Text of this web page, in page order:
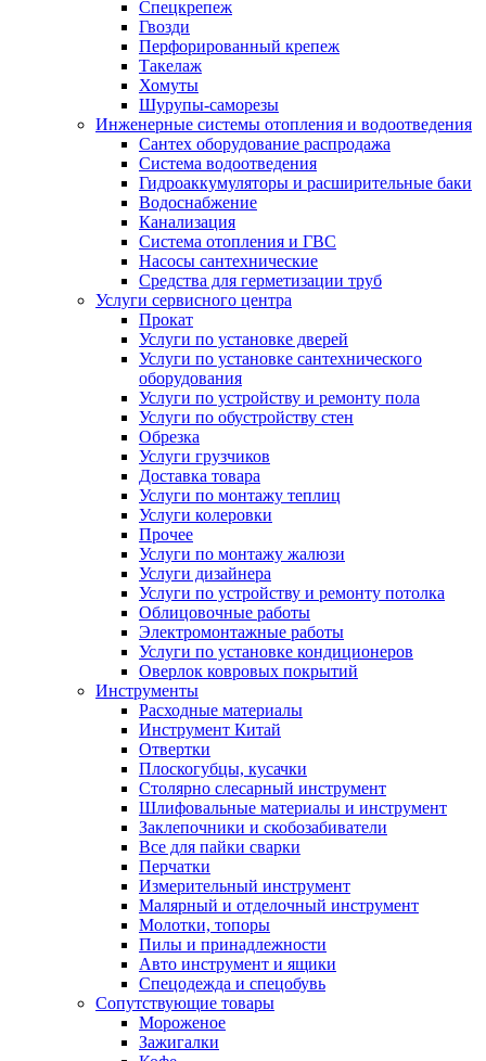
Спецкрепеж
Гвозди
Перфорированный крепеж
Такелаж
Хомуты
Шурупы-саморезы
Инженерные системы отопления и водоотведения
Сантех оборудование распродажа
Система водоотведения
Гидроаккумуляторы и расширительные баки
Водоснабжение
Канализация
Система отопления и ГВС
Насосы сантехнические
Средства для герметизации труб
Услуги сервисного центра
Прокат
Услуги по установке дверей
Услуги по установке сантехнического
оборудования
Услуги по устройству и ремонту пола
Услуги по обустройству стен
Обрезка
Услуги грузчиков
Доставка товара
Услуги по монтажу теплиц
Услуги колеровки
Прочее
Услуги по монтажу жалюзи
Услуги дизайнера
Услуги по устройству и ремонту потолка
Облицовочные работы
Электромонтажные работы
Услуги по установке кондиционеров
Оверлок ковровых покрытий
Инструменты
Расходные материалы
Инструмент Китай
Отвертки
Плоскогубцы, кусачки
Столярно слесарный инструмент
Шлифовальные материалы и инструмент
Заклепочники и скобозабиватели
Все для пайки сварки
Перчатки
Измерительный инструмент
Малярный и отделочный инструмент
Молотки, топоры
Пилы и принадлежности
Авто инструмент и ящики
Спецодежда и спецобувь
Сопутствующие товары
Мороженое
Зажигалки